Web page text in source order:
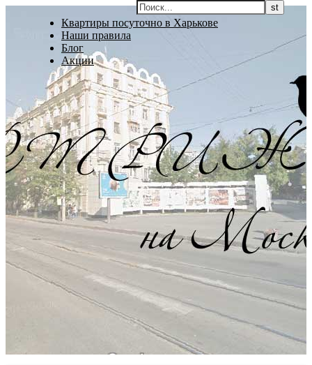
Квартиры посуточно в Харькове
Наши правила
Блог
Акции